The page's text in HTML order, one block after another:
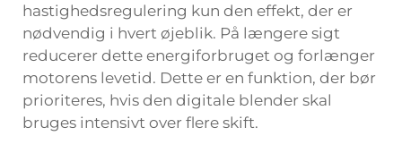
hastighedsregulering kun den effekt, der er
nødvendig i hvert øjeblik. På længere sigt
reducerer dette energiforbruget og forlænger
motorens levetid. Dette er en funktion, der bør
prioriteres, hvis den digitale blender skal
bruges intensivt over flere skift.